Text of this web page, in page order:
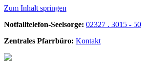
Zum Inhalt springen
Notfalltelefon-Seelsorge: 02327 . 3015 - 50
Zentrales Pfarrbüro: Kontakt